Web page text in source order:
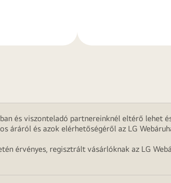
és viszonteladó partnereinknél eltérő lehet
és azok elérhetőségéről az LG
érvényes, regisztrált vásárlóknak az LG